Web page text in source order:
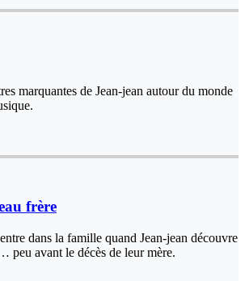
marquantes de Jean-jean autour du monde
frère
dans la famille quand Jean-jean découvre
peu avant le décès de leur mère.